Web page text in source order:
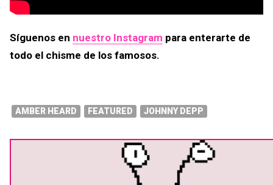
Síguenos en nuestro Instagram para enterarte de
todo el chisme de los famosos.
AMBER HEARD FEATURED JOHNNY DEPP